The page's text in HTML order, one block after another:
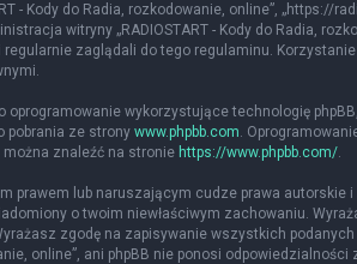
- Kody do Radia, rozkodowanie, online”, „https://
witryny „RADIOSTART - Kody do Radia,
zaglądali do tego regulaminu. Korzystanie
o oprogramowanie wykorzystujące technologię
pobrania ze strony www.phpbb.com.
znaleźć na stronie https://www.phpbb.com/.
lub naruszającym cudze prawa autorskie
o twoim niewłaściwym zachowaniu.
zgodę na zapisywanie wszystkich
online”, ani phpBB nie ponosi odpowiedzialności